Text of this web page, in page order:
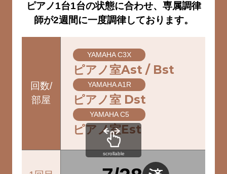
ピアノ1台1台の状態に合わせ、専属調律
師が2週間に一度調律しております。
回数/
部屋
YAMAHA C3X
ピアノ室Ast / Bst
YAMAHA A1R
ピアノ室 Dst
YAMAHA C5
ピアノ室Est
scrollable